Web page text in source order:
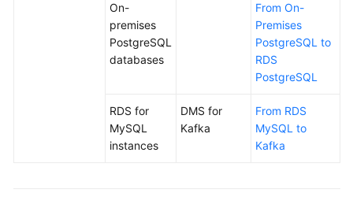
On-
premises
PostgreSQL
databases
From On-
Premises
PostgreSQL to
RDS
PostgreSQL
RDS for
MySQL
instances
DMS for
Kafka
From RDS
MySQL to
Kafka